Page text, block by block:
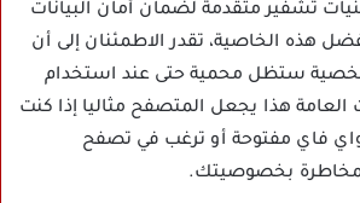
تشفير متقدمة لضمان أمان البيانات
هذه الخاصية، تقدر الاطمئنان إلى أن
ستظل محمية حتى عند استخدام
العامة هذا يجعل المتصفح مثاليا إذا كنت
فاي مفتوحة أو ترغب في تصفح
بخصوصيتك.